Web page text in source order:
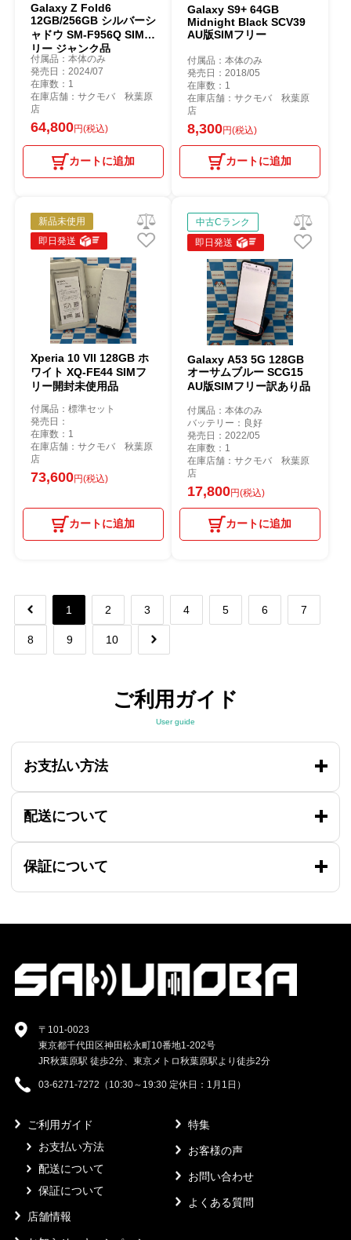
Galaxy Z Fold6
12GB/256GB シルバーシ
ャドウ SM-F956Q SIMフ
リー ジャンク品
付属品：本体のみ
発売日：2024/07
在庫数：1
在庫店舗：サクモバ 秋葉原
店
64,800円(税込)
カートに追加
Galaxy S9+ 64GB
Midnight Black SCV39
AU版SIMフリー
付属品：本体のみ
発売日：2018/05
在庫数：1
在庫店舗：サクモバ 秋葉原
店
8,300円(税込)
カートに追加
新品未使用
即日発送
Xperia 10 VII 128GB ホ
ワイト XQ-FE44 SIMフ
リー開封未使用品
付属品：標準セット
発売日：
在庫数：1
在庫店舗：サクモバ 秋葉原
店
73,600円(税込)
カートに追加
中古Cランク
即日発送
Galaxy A53 5G 128GB
オーサムブルー SCG15
AU版SIMフリー訳あり品
付属品：本体のみ
バッテリー：良好
発売日：2022/05
在庫数：1
在庫店舗：サクモバ 秋葉原
店
17,800円(税込)
カートに追加
1 2 3 4 5 6 7
8 9 10
ご利用ガイド
User guide
お支払い方法
配送について
保証について
〒101-0023
東京都千代田区神田松永町10番地1-202号
JR秋葉原駅 徒歩2分、東京メトロ秋葉原駅より徒歩2分
03-6271-7272（10:30～19:30 定休日：1月1日）
ご利用ガイド
お支払い方法
配送について
保証について
店舗情報
特集
お客様の声
お問い合わせ
よくある質問